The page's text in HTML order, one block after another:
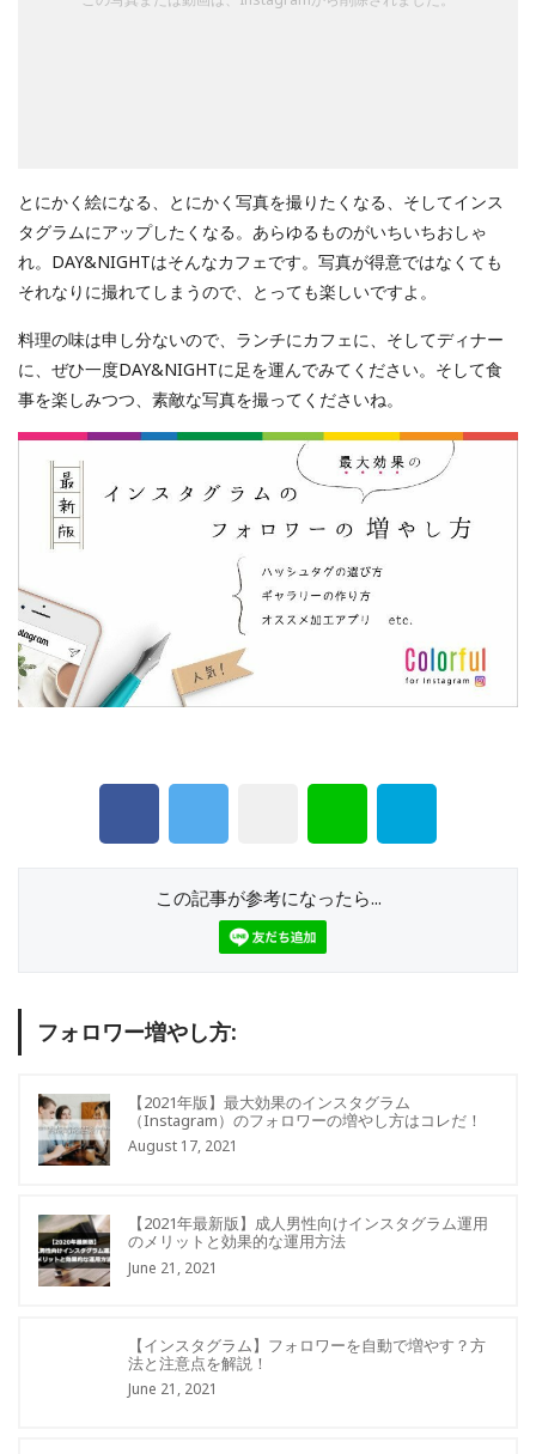
とにかく絵になる、とにかく写真を撮りたくなる、そしてインス
タグラムにアップしたくなる。あらゆるものがいちいちおしゃ
れ。DAY&NIGHTはそんなカフェです。写真が得意ではなくても
それなりに撮れてしまうので、とっても楽しいですよ。
料理の味は申し分ないので、ランチにカフェに、そしてディナー
に、ぜひ一度DAY&NIGHTに足を運んでみてください。そして食
事を楽しみつつ、素敵な写真を撮ってくださいね。
この記事が参考になったら...
フォロワー増やし方:
【2021年版】最大効果のインスタグラム
（Instagram）のフォロワーの増やし方はコレだ！
August 17, 2021
【2021年最新版】成人男性向けインスタグラム運用
のメリットと効果的な運用方法
June 21, 2021
【インスタグラム】フォロワーを自動で増やす？方
法と注意点を解説！
June 21, 2021